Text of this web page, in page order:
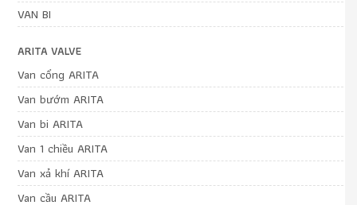
VAN BI
ARITA VALVE
Van cổng ARITA
Van bướm ARITA
Van bi ARITA
Van 1 chiều ARITA
Van xả khí ARITA
Van cầu ARITA